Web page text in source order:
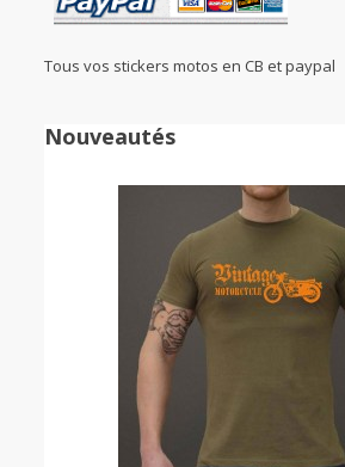
Tous vos stickers motos en CB et
Nouveautés